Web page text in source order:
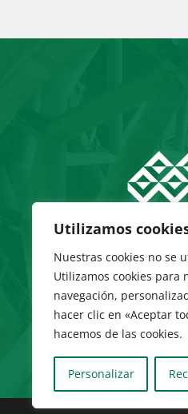
Utilizamos
Nuestras cookies no se
Utilizamos cookies para
navegación,
hacer clic en «Aceptar
hacemos de las cookies.
Personalizar